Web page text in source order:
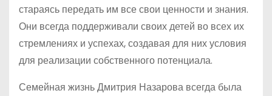
стараясь передать им все свои ценности и знания.
Они всегда поддерживали своих детей во всех их
стремлениях и успехах, создавая для них условия
для реализации собственного потенциала.
Семейная жизнь Дмитрия Назарова всегда была